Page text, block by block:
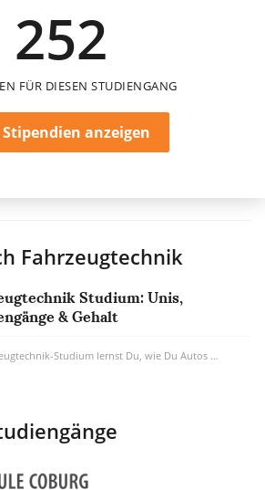
252
FÜR DIESEN STUDIENGANG
anzeigen
Fahrzeugtechnik
Studium: Unis,
& Gehalt
Im Fahrzeugtechnik-Studium lernst Du, wie Du Autos sicherer und besser machst. Anders...